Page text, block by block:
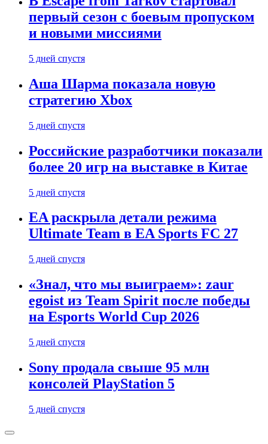
первый сезон с боевым пропуском
и новыми миссиями
5 дней спустя
Аша Шарма показала новую
стратегию Xbox
5 дней спустя
Российские разработчики показали
более 20 игр на выставке в Китае
5 дней спустя
EA раскрыла детали режима
Ultimate Team в EA Sports FC 27
5 дней спустя
«Знал, что мы выиграем»: zaur
egoist из Team Spirit после победы
на Esports World Cup 2026
5 дней спустя
Sony продала свыше 95 млн
консолей PlayStation 5
5 дней спустя